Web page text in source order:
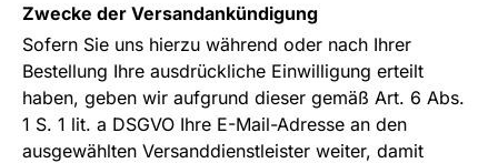
Zwecke der Versandankündigung
Sofern Sie uns hierzu während oder nach Ihrer
Bestellung Ihre ausdrückliche Einwilligung erteilt
haben, geben wir aufgrund dieser gemäß Art. 6 Abs.
1 S. 1 lit. a DSGVO Ihre E-Mail-Adresse an den
ausgewählten Versanddienstleister weiter, damit